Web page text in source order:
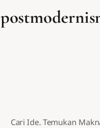
Cari Ide. Temukan